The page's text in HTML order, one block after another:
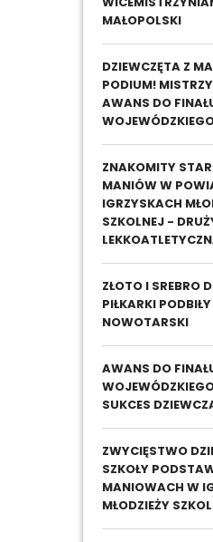
MAŁOPOLSKI
DZIEWCZĘTA Z
PODIUM!
AWANS DO
ZNAKOMITY
MANIÓW W
IGRZYSKACH
SZKOLNEJ -
ZŁOTO I SREBRO
PIŁKARKI
NOWOTARSKI
AWANS DO
SUKCES
ZWYCIĘSTWO
SZKOŁY
MANIOWACH W
MŁODZIEŻY